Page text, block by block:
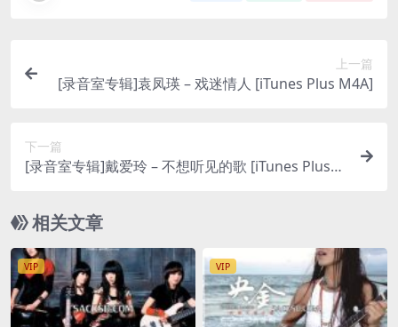
上一篇
[录音室专辑]袁凤瑛 – 戏迷情人 [iTunes Plus M4A]
下一篇
[录音室专辑]戴爱玲 – 不想听见的歌 [iTunes Plus
相关文章
VIP VIP